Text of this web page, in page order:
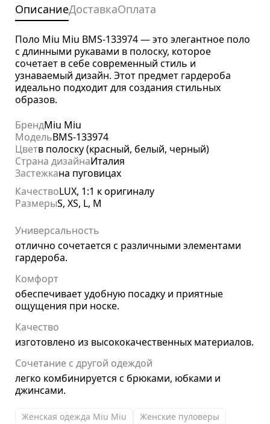
ОписаниеДоставкаОплата
Поло Miu Miu BMS-133974 — это элегантное поло
с длинными рукавами в полоску, которое
сочетает в себе современный стиль и
узнаваемый дизайн. Этот предмет гардероба
идеально подходит для создания стильных
образов.
БрендMiu Miu
МодельBMS-133974
Цветв полоску (красный, белый, черный)
Страна дизайнаИталия
Застежкана пуговицах
КачествоLUX, 1:1 к оригиналу
РазмерыS, XS, L, M
Универсальность
отлично сочетается с различными элементами
гардероба.
Комфорт
обеспечивает удобную посадку и приятные
ощущения при носке.
Качество
изготовлено из высококачественных материалов.
Сочетание с другой одеждой
легко комбинируется с брюками, юбками и
джинсами.
Женская одежда Miu Miu
Женские пуловеры